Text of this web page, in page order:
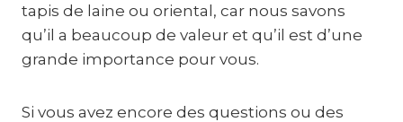
tapis de laine ou oriental, car nous savons
qu’il a beaucoup de valeur et qu’il est d’une
grande importance pour vous.
Si vous avez encore des questions ou des